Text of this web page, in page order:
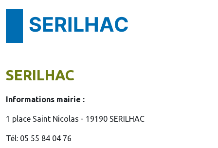
SERILHAC
SERILHAC
Informations mairie :
1 place Saint Nicolas - 19190 SERILHAC
Tél: 05 55 84 04 76